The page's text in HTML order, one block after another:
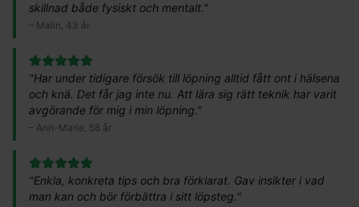
skillnad både fysiskt och mentalt."
– Malin, 43 år
"Har under tidigare försök till löpning alltid fått ont i hälsena
och knä. Det får jag inte nu. Att lära sig rätt teknik har varit
avgörande för mig i min löpning."
– Ann-Marie, 58 år
"Enkla, konkreta tips och bra förklarat. Gav insikter i vad
man kan och bör förbättra i sitt löpsteg."